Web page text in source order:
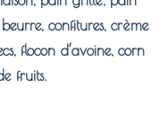
confitures, crème
flocon d’avoine, corn
fruits.